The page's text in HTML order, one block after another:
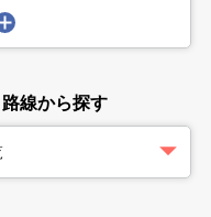
線から探す